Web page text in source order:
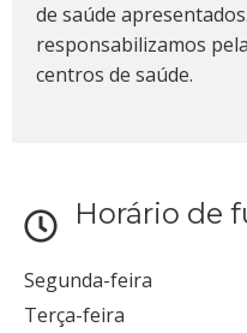
Horário de
Segunda-feira
Terça-feira
de saúde
responsabilizamos
centros de saúde.